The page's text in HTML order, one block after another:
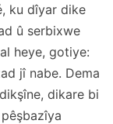
ku dîyar dike
û serbixwe
heye, gotiye:
jî nabe. Dema
dikare bi